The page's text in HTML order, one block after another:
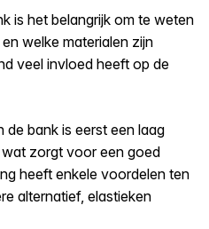
is het belangrijk om te weten
welke materialen zijn
veel invloed heeft op de
bank is eerst een laag
zorgt voor een goed
heeft enkele voordelen ten
alternatief, elastieken